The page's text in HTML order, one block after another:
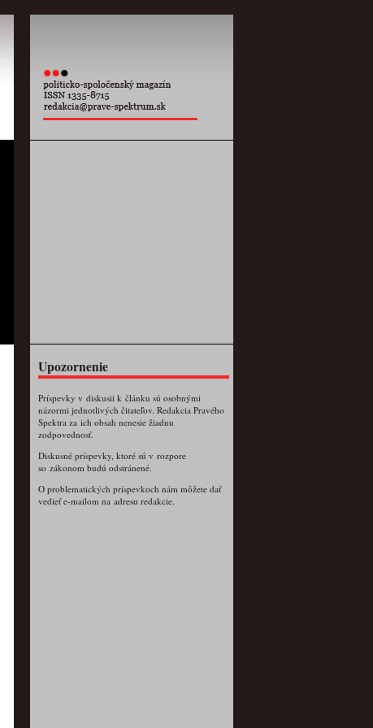
Upozornenie
Príspevky v diskusii k článku sú osobnými
názormi jednotlivých čitateľov. Redakcia Pravého
Spektra za ich obsah nenesie žiadnu
zodpovednosť.
Diskusné príspevky, ktoré sú v rozpore
so zákonom budú odstránené.
O problematických príspevkoch nám môžete dať
vedieť e-mailom na adresu redakcie.